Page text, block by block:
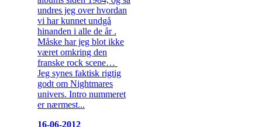
undres jeg over hvordan
vi har kunnet undgå
hinanden i alle de år .
Måske har jeg blot ikke
været omkring den
franske rock scene…
Jeg synes faktisk rigtig
godt om Nightmares
univers. Intro nummeret
er nærmest...
16-06-2012